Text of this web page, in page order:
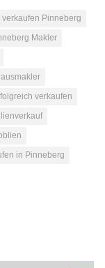
verkaufen Pinneberg
Makler
verkaufen
in Pinneberg